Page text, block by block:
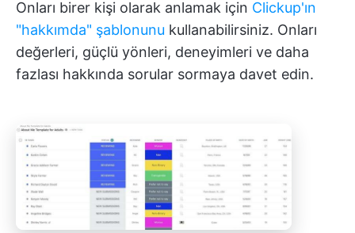
Onları birer kişi olarak anlamak için Clickup'ın
"hakkımda" şablonunu kullanabilirsiniz. Onları
değerleri, güçlü yönleri, deneyimleri ve daha
fazlası hakkında sorular sormaya davet edin.